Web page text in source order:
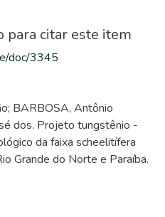
para citar este item
doc/3345
BARBOSA, Antônio
dos. Projeto tungstênio -
da faixa scheelitífera
Grande do Norte e Paraíba.